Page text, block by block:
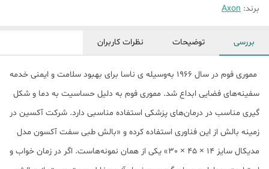
برند: Axon
بررسی توضیحات نظرات کاربران
مموری فوم در سال 1966 به‌وسیله ی ناسا برای بهبود سلامت و ایمنی خدمه
سفینه‌های فضایی ابداع شد. مموری فوم به دلیل حساسیت به دما و شکل
گیری مناسب در درمان‌های پزشکی استفاده مناسبی دارد. شرکت آکسین در
زمینه بالش از این فناوری استفاده کرده و «بالش طبی سفت آکسون مدل
مدیکال سایز 14 × 45 × 30» یکی از همان نمونه‌هاست. اگر در زمان خواب و